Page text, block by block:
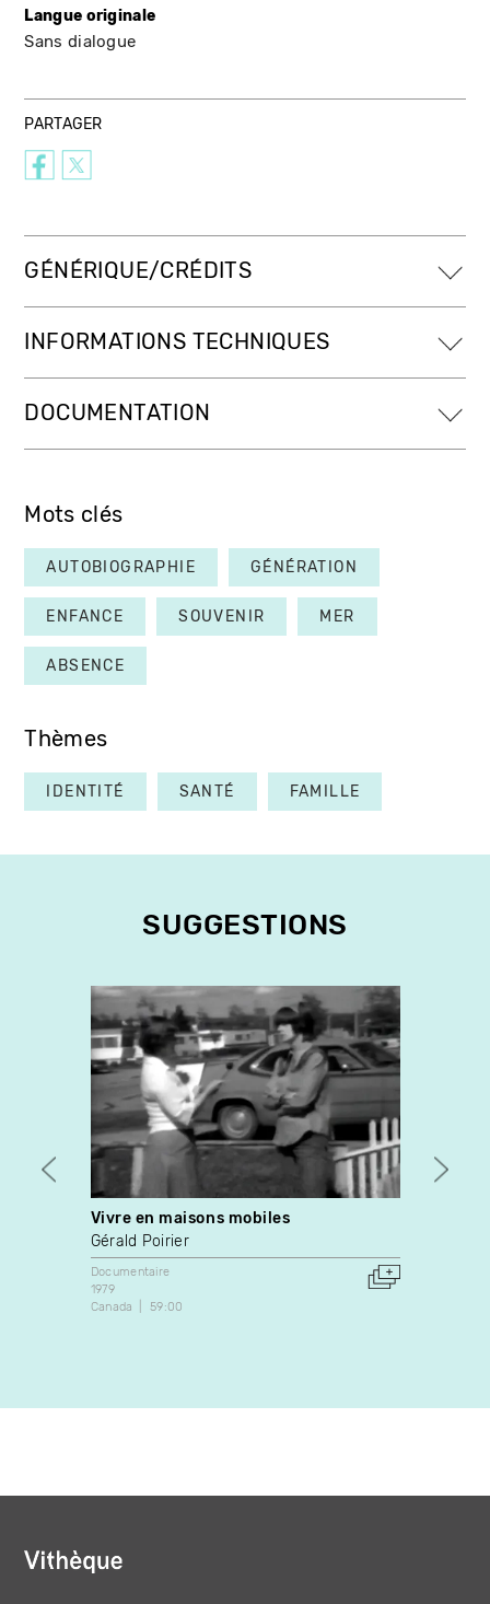
Langue originale
Sans dialogue
PARTAGER
GÉNÉRIQUE/CRÉDITS
INFORMATIONS TECHNIQUES
DOCUMENTATION
Mots clés
AUTOBIOGRAPHIE GÉNÉRATION
ENFANCE SOUVENIR MER
ABSENCE
Thèmes
IDENTITÉ SANTÉ FAMILLE
SUGGESTIONS
Vivre en maisons mobiles
Gérald Poirier
Documentaire
1979
Canada
59:00